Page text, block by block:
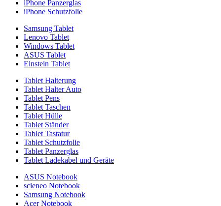
iPhone Panzerglas
iPhone Schutzfolie
Samsung Tablet
Lenovo Tablet
Windows Tablet
ASUS Tablet
Einstein Tablet
Tablet Halterung
Tablet Halter Auto
Tablet Pens
Tablet Taschen
Tablet Hülle
Tablet Ständer
Tablet Tastatur
Tablet Schutzfolie
Tablet Panzerglas
Tablet Ladekabel und Geräte
ASUS Notebook
scieneo Notebook
Samsung Notebook
Acer Notebook